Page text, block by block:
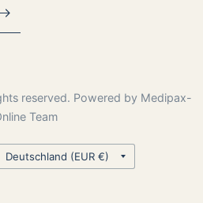
reserved. Powered by Medipax-
Team
Land/Region
aktualisieren